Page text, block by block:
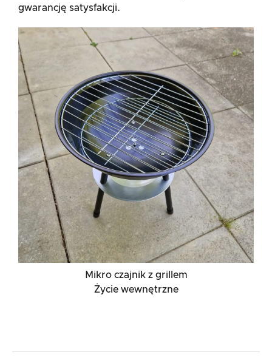
Mikro czajnik z grillem
Życie wewnętrzne
gwarancję satysfakcji.